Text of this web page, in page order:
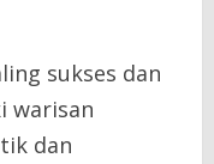
sukses dan
warisan
dan